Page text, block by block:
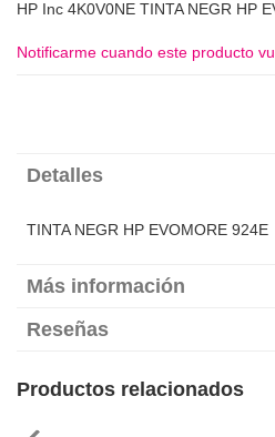
HP Inc 4K0V0NE TINTA NEGR HP
Notificarme cuando este producto
Detalles
TINTA NEGR HP EVOMORE 924E
Más información
Reseñas
Productos relacionados